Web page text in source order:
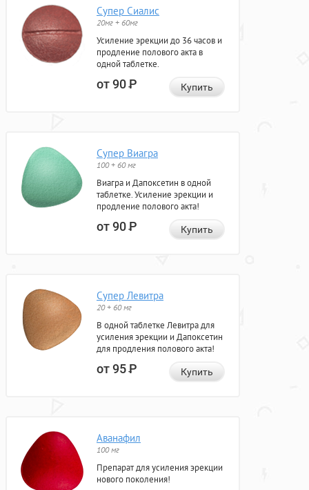
Супер Сиалис
20мг + 60мг
Усиление эрекции до 36 часов и
продление полового акта в
одной таблетке.
от 90Р Купить
Супер Виагра
100 + 60 мг
Виагра и Дапоксетин в одной
таблетке. Усиление эрекции и
продление полового акта!
от 90Р Купить
Супер Левитра
20 + 60 мг
В одной таблетке Левитра для
усиления эрекции и Дапоксетин
для продления полового акта!
от 95Р Купить
Аванафил
100 мг
Препарат для усиления эрекции
нового поколения!